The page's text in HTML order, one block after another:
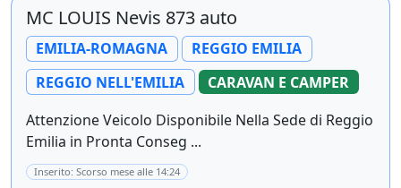
MC LOUIS Nevis 873 auto
EMILIA-ROMAGNA
REGGIO EMILIA
REGGIO NELL'EMILIA
CARAVAN E CAMPER
Attenzione Veicolo Disponibile Nella Sede di Reggio
Emilia in Pronta Conseg ...
Inserito: Scorso mese alle 14:24